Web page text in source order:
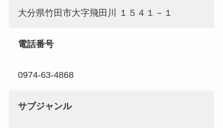
大分県竹田市大字飛田川 １５４１－１
電話番号
0974-63-4868
サブジャンル